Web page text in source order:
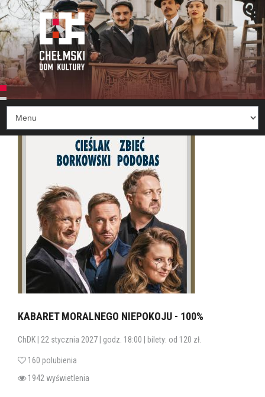
KABARET MORALNEGO NIEPOKOJU - 100%
ChDK | 22 stycznia 2027 | godz. 18:00 | bilety: od 120 zł.
160 polubienia
1942 wyświetlenia